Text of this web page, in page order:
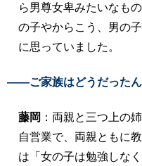
ら男尊女卑みたいなも
の子やからこう、男の
に思っていました。
――ご家族はどうだったん
藤岡 ：両親と三つ上の
自営業で、両親ともに
は「女の子は勉強しな